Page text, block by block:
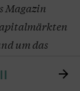
Magazin
um das
eine
